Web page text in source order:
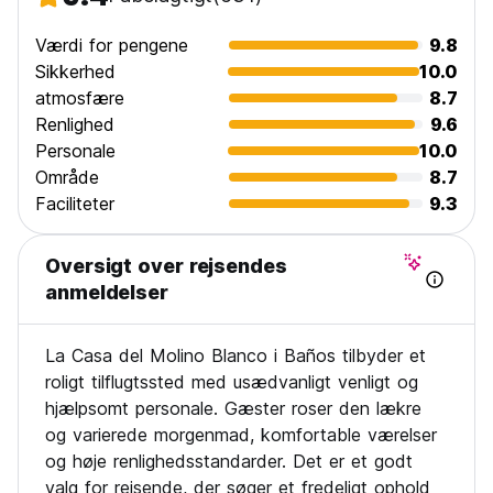
- Håndklæder til leje, til eventyraktiviteter, termiske pools
- Bøger
- Sikkerhedsboks
Vores morgenmad er den bedste og tænker på, hvordan
man starter dagen bedre...
VI ACCEPTERER kæledyrsvenlige (VI ACCEPTERER KÆLEdyr
efter anmodning)
Betalinger foretages ved check-in i kontanter (eller)
DINERS KORTBETALING, AMERICAN EXPRESS OVER $30
(+10 % TAX APP TRAVEL INTERNATIONAL)
Efter afgang eller udtjekning kl. 12:00, hvis du ønsker at
bruge brusere, badeværelse, Wi-Fi, køkken eller vente på
person (SPØRG I RECEPTIONEN) (Auto-translated from
original language)
Værdi for pengene
9.8
Sikkerhed
10.0
atmosfære
8.7
Renlighed
9.6
Personale
10.0
Område
8.7
Faciliteter
9.3
Oversigt over rejsendes
anmeldelser
La Casa del Molino Blanco i Baños tilbyder et
roligt tilflugtssted med usædvanligt venligt og
hjælpsomt personale. Gæster roser den lækre
og varierede morgenmad, komfortable værelser
og høje renlighedsstandarder. Det er et godt
valg for rejsende, der søger et fredeligt ophold